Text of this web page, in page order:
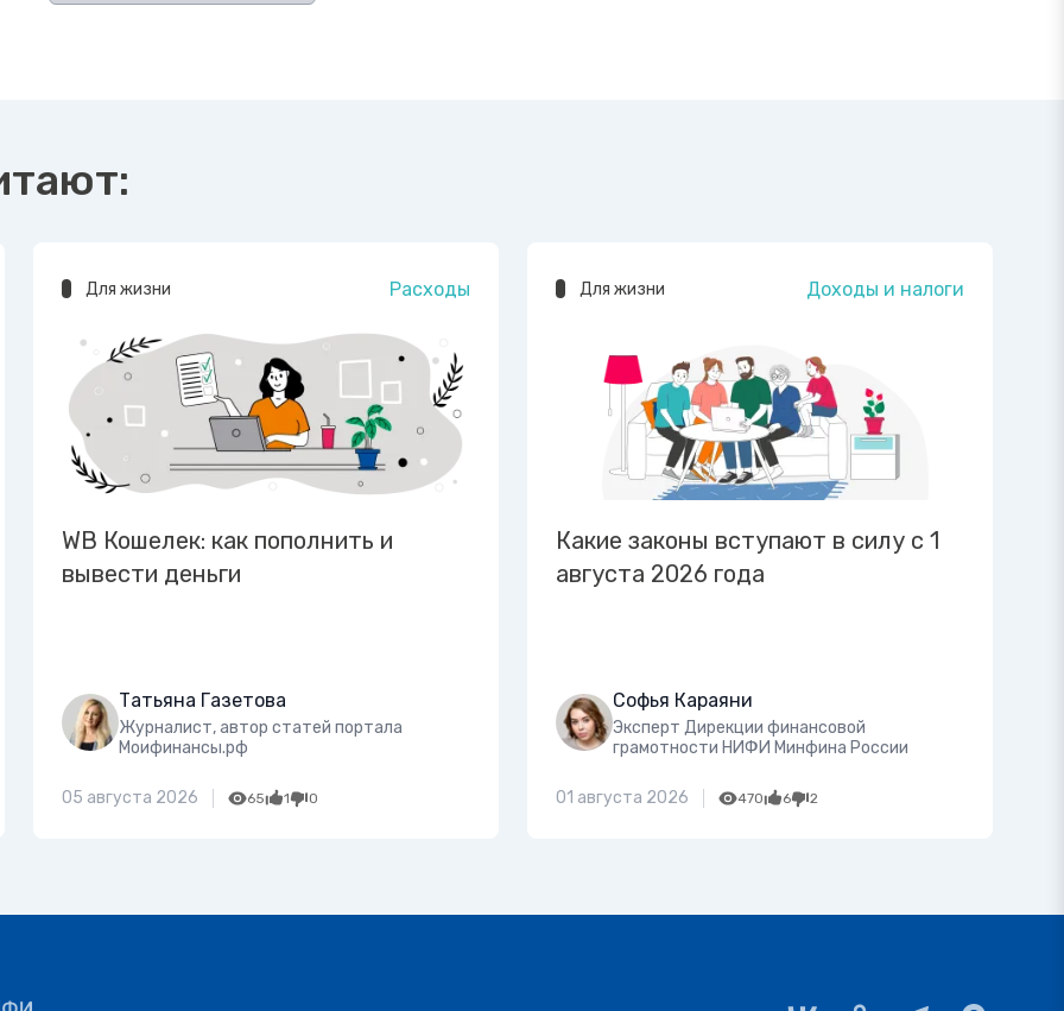
Для жизни Расходы
WB Кошелек: как пополнить и
вывести деньги
Татьяна Газетова
Журналист, автор статей портала
Моифинансы.рф
05 августа 2026 65 1 0
Для жизни Доходы и налоги
Какие законы вступают в силу с 1
августа 2026 года
Софья Караяни
Эксперт Дирекции финансовой
грамотности НИФИ Минфина России
01 августа 2026 470 6 2